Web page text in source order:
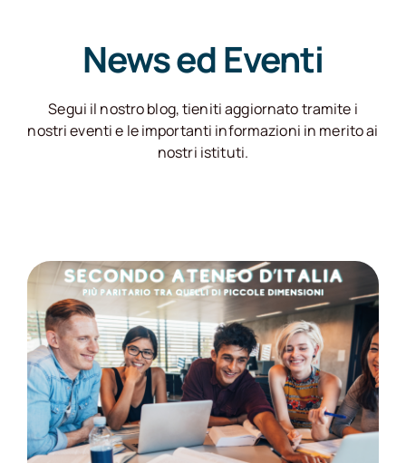
News ed Eventi
Segui il nostro blog, tieniti aggiornato tramite i
nostri eventi e le importanti informazioni in merito ai
nostri istituti.